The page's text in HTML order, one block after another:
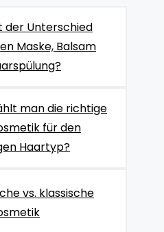
der Unterschied
Maske, Balsam
man die richtige
für den
Haartyp?
vs. klassische